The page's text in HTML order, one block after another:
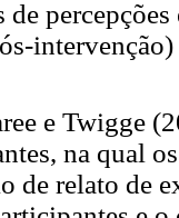
e Twigge
na qual
de relato de